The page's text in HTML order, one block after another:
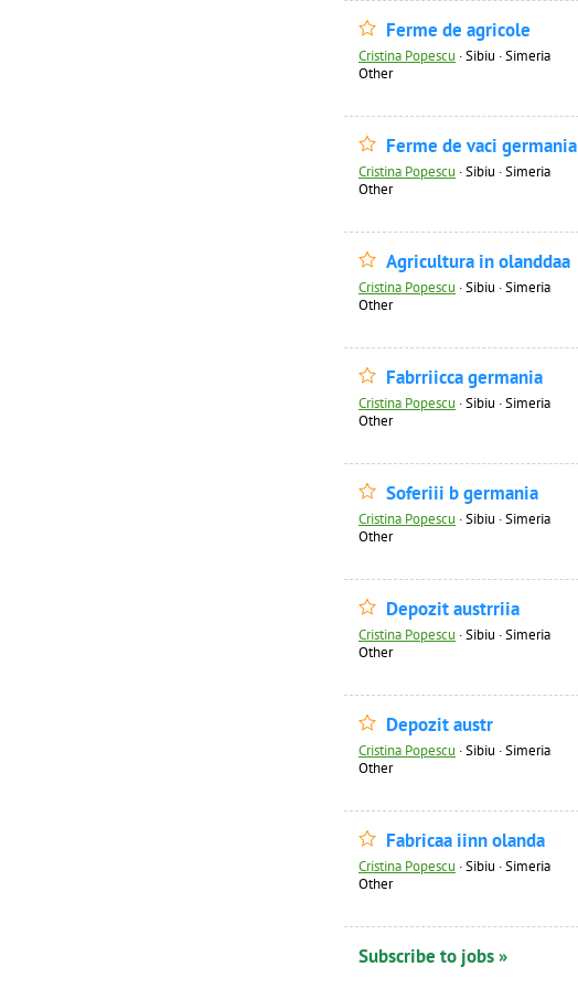
Ferme de agricole
Cristina Popescu ·Sibiu · Simeria
Other
Ferme de vaci germania
Cristina Popescu ·Sibiu · Simeria
Other
Agricultura in olanddaa
Cristina Popescu ·Sibiu · Simeria
Other
Fabrriicca germania
Cristina Popescu ·Sibiu · Simeria
Other
Soferiii b germania
Cristina Popescu ·Sibiu · Simeria
Other
Depozit austrriia
Cristina Popescu ·Sibiu · Simeria
Other
Depozit austr
Cristina Popescu ·Sibiu · Simeria
Other
Fabricaa iinn olanda
Cristina Popescu ·Sibiu · Simeria
Other
Subscribe to jobs »